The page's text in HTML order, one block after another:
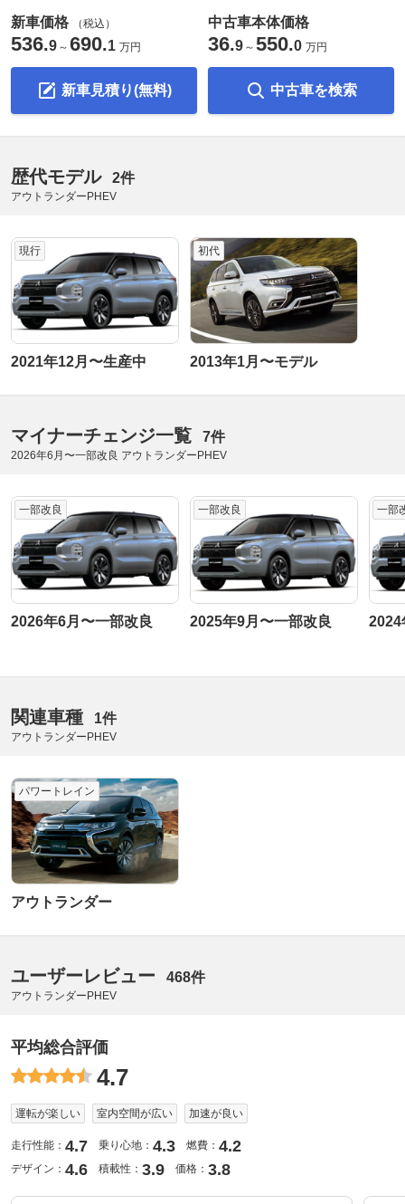
新車価格 （税込）
536.9 ～ 690.1 万円
新車見積り(無料)
中古車本体価格
36.9 ～ 550.0 万円
中古車を検索
歴代モデル 2件
アウトランダーPHEV
現行
2021年12月〜生産中
初代
2013年1月〜モデル
マイナーチェンジ一覧 7件
2026年6月〜一部改良 アウトランダーPHEV
一部改良
2026年6月〜一部改良
一部改良
2025年9月〜一部改良
一部
2024
関連車種 1件
アウトランダーPHEV
パワートレイン
アウトランダー
ユーザーレビュー 468件
アウトランダーPHEV
平均総合評価
4.7
運転が楽しい 室内空間が広い 加速が良い
走行性能： 4.7 乗り心地： 4.3 燃費： 4.2
デザイン： 4.6 積載性： 3.9 価格： 3.8